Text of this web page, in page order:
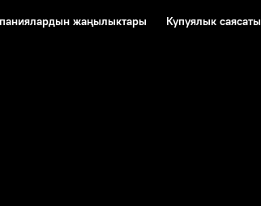
жаңылыктары
Купуялык саясаты